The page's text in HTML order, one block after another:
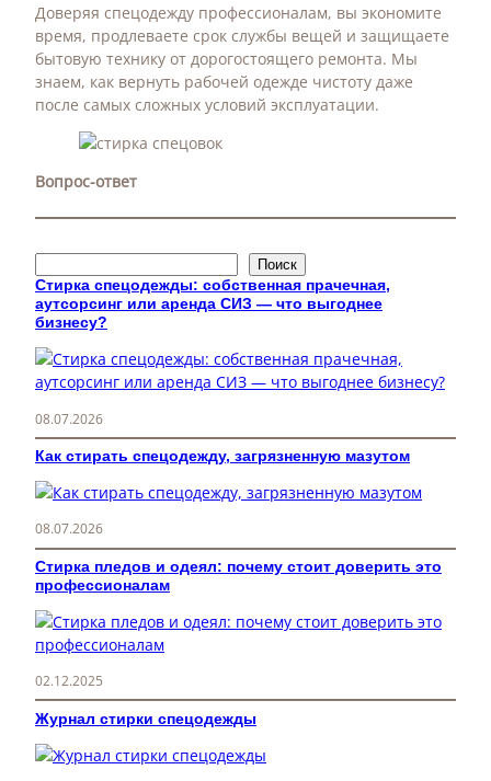
Доверяя спецодежду профессионалам, вы экономите
время, продлеваете срок службы вещей и защищаете
бытовую технику от дорогостоящего ремонта. Мы
знаем, как вернуть рабочей одежде чистоту даже
после самых сложных условий эксплуатации.
Вопрос-ответ
о
и
с
к
Поиск
Стирка спецодежды: собственная прачечная,
аутсорсинг или аренда СИЗ — что выгоднее
бизнесу?
08.07.2026
Как стирать спецодежду, загрязненную мазутом
08.07.2026
Стирка пледов и одеял: почему стоит доверить это
профессионалам
02.12.2025
Журнал стирки спецодежды